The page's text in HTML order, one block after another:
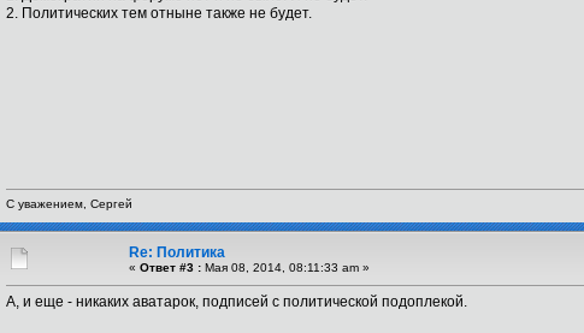
2. Политических тем отныне также не будет.
С уважением, Сергей
Re: Политика
« Ответ #3 : Мая 08, 2014, 08:11:33 am »
А, и еще - никаких аватарок, подписей с политической подоплекой.